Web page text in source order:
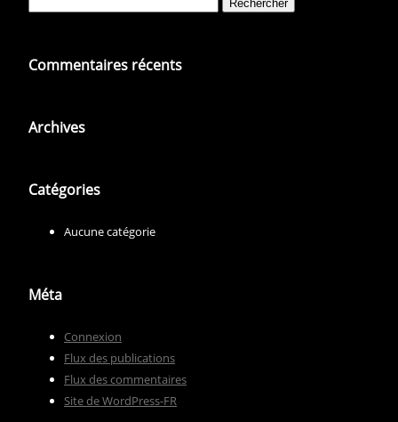
Commentaires récents
Archives
Catégories
Aucune catégorie
Méta
Connexion
Flux des publications
Flux des commentaires
Site de WordPress-FR